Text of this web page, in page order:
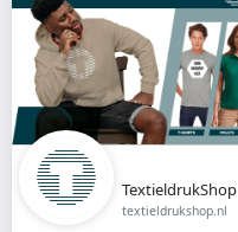
TextieldrukShop
textieldrukshop.nl